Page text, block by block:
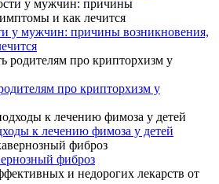
у мужчин: причины возникновения,
про крипторхизм у
к лечению фимоза у детей
фиброз